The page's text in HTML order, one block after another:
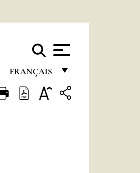
FRANÇAIS
FRANÇAIS